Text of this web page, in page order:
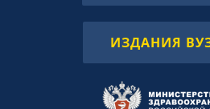
ИЗДАНИЯ